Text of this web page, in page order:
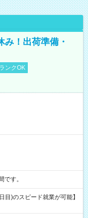
！出荷準備・
ンクOK
間です。
目)のスピード就業が可能】